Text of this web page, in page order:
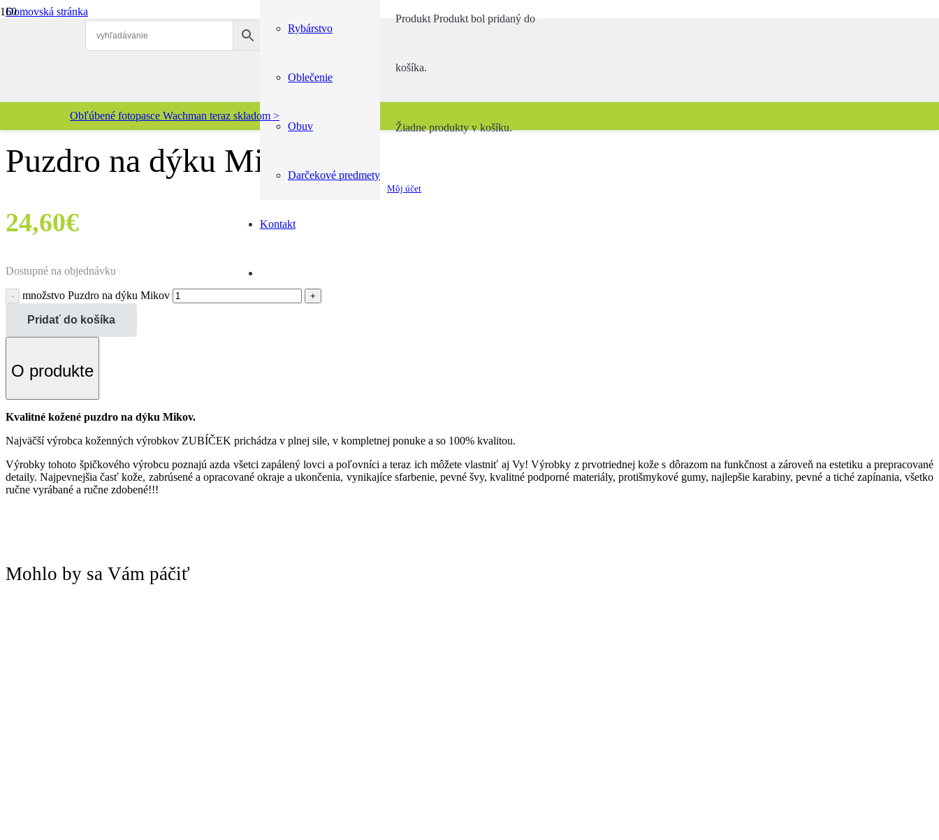
Rybárstvo
Oblečenie
Obuv
Darčekové predmety
Kontakt
ProduktProdukt bol pridaný do
košíka.
Žiadne produkty v košíku.
Môj účet
Obľúbené fotopasce Wachman teraz skladom >
Domovská stránka
Puzdro na dýku Mikov
Katalógové číslo:67507
Puzdro na dýku Mikov
24,60€
Dostupné na objednávku
množstvo Puzdro na dýku Mikov
Pridať do košíka
O produkte
Kvalitné kožené puzdro na dýku Mikov.
Najväčší výrobca koženných výrobkov ZUBÍČEK prichádza v plnej sile, v kompletnej ponuke a so 100% kvalitou.
Výrobky tohoto špičkového výrobcu poznajú azda všetci zapálený lovci a poľovníci a teraz ich môžete vlastniť aj Vy! Výrobky z prvotriednej kože s dôrazom na funkčnost a zároveň na estetiku a prepracované
detaily. Najpevnejšia časť kože, zabrúsené a opracované okraje a ukončenia, vynikajíce sfarbenie, pevné švy, kvalitné podporné materiály, protišmykové gumy, najlepšie karabiny, pevné a tiché zapínania, všetko
ručne vyrábané a ručne zdobené!!!
Mohlo by sa Vám páčiť